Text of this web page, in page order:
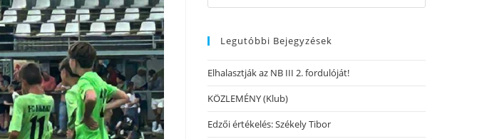
Legutóbbi Bejegyzések
Elhalasztják az NB III 2. fordulóját!
KÖZLEMÉNY (Klub)
Edzői értékelés: Székely Tibor